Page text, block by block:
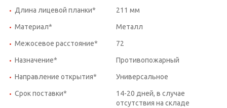
Длина лицевой планки* 211 мм
Материал* Металл
Межосевое расстояние* 72
Назначение* Противопожарный
Направление открытия* Универсальное
Срок поставки*
14-20 дней, в случае
отсутствия на складе